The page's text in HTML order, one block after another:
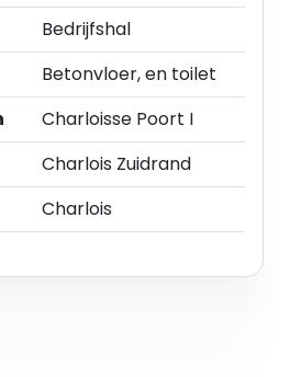
met geïsoleerde
met bitumen dakbedekking
met geïsoleerde HR++
verdiepingsvloer;
aansluitingen voor water en
en doorvoer door
van 3,3 m breed
Bedrijfshal
Betonvloer, en toilet
Charloisse Poort I
Charlois Zuidrand
Charlois